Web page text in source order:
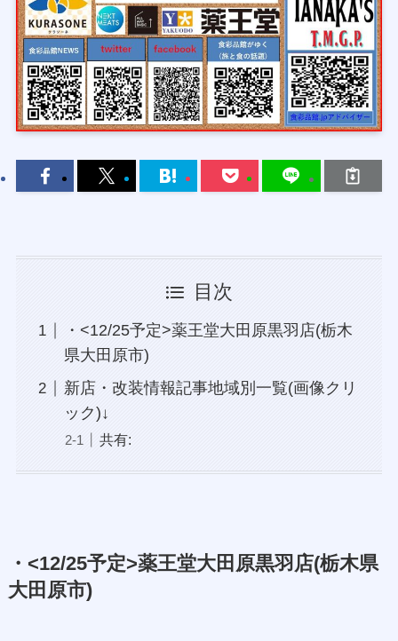
目次
・<12/25予定>薬王堂大田原黒羽店(栃木
県大田原市)
新店・改装情報記事地域別一覧(画像クリ
ック)↓
共有:
・<12/25予定>薬王堂大田原黒羽店(栃木県
大田原市)